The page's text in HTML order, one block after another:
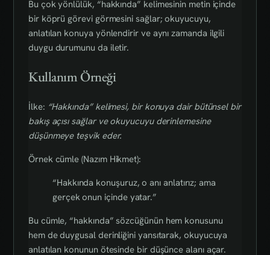
Bu çok yönlülük, “hakkında” kelimesinin metin içinde
bir köprü görevi görmesini sağlar; okuyucuyu,
anlatılan konuya yönlendirir ve aynı zamanda ilgili
duygu durumunu da iletir.
Kullanım Örneği
İlke: “Hakkında” kelimesi, bir konuya dair bütünsel bir
bakış açısı sağlar ve okuyucuyu derinlemesine
düşünmeye teşvik eder.
Örnek cümle (Nazım Hikmet):
“Hakkında konuşuruz, o anı anlatırız; ama
gerçek onun içinde yatar.”
Bu cümle, “hakkında” sözcüğünün hem konusunu
hem de duygusal derinliğini yansıtarak, okuyucuya
anlatılan konunun ötesinde bir düşünce alanı açar.